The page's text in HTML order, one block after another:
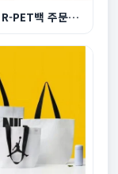
리유저블 R-PET백 주문제작 중형